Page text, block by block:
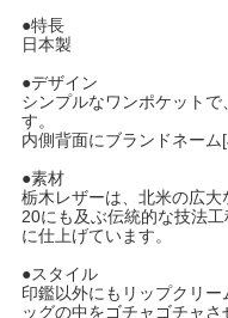
●特長
日本製
●デザイン
シンプルなワンポケット
す。
内側背面にブランドネーム
●素材
栃木レザーは、北米の広大
20にも及ぶ伝統的な技法
に仕上げています。
●スタイル
印鑑以外にもリップクリ
ッグの中をゴチャゴチャさ